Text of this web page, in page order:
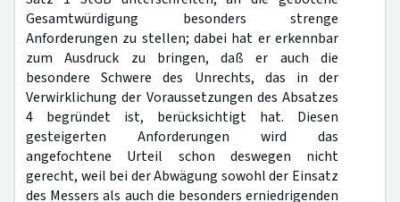
Gesamtwürdigung besonders strenge
Anforderungen zu stellen; dabei hat er erkennbar
zum Ausdruck zu bringen, daß er auch die
besondere Schwere des Unrechts, das in der
Verwirklichung der Voraussetzungen des Absatzes
4 begründet ist, berücksichtigt hat. Diesen
gesteigerten Anforderungen wird das
angefochtene Urteil schon deswegen nicht
gerecht, weil bei der Abwägung sowohl der Einsatz
des Messers als auch die besonders erniedrigenden